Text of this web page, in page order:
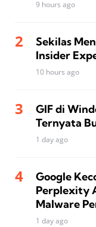
9 hours ago
Sekilas
Insider
10 hours ago
GIF di
Ternyata
1 day ago
Google
Perplexity
Malware
1 day ago